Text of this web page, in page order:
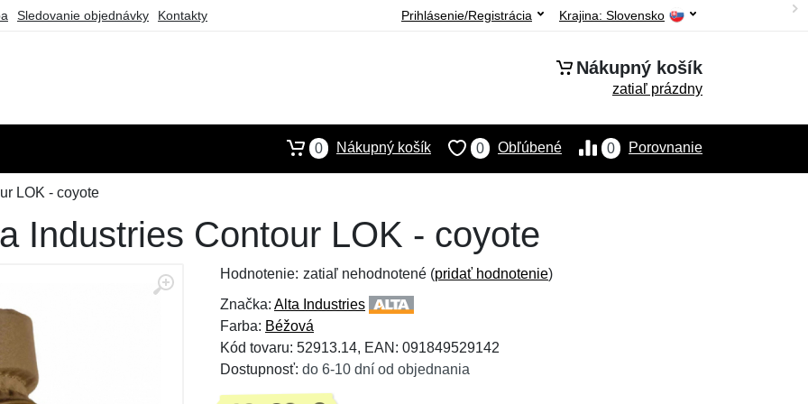
Sledovanie objednávky Kontakty Krajina: Slovensko
Prihlásenie/Registrácia
Nákupný košík
zatiaľ prázdny
0 Porovnanie
0 Obľúbené
0 Nákupný košík
LOK - coyote
Industries Contour LOK - coyote
Hodnotenie: zatiaľ nehodnotené (pridať hodnotenie)
Značka: Alta Industries
Farba: Béžová
Kód tovaru: 52913.14, EAN: 091849529142
Dostupnosť: do 6-10 dní od objednania